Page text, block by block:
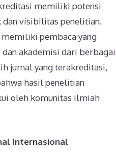
memiliki potensi
dan visibilitas penelitian.
memiliki pembaca yang
akademisi dari berbagai
jurnal yang terakreditasi,
hasil penelitian
oleh komunitas ilmiah
Internasional